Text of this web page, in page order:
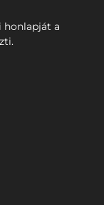
honlapját a